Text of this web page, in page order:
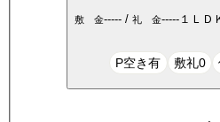
敷 金-----/ 礼 金-----１ＬＤ
P空き有 敷礼0